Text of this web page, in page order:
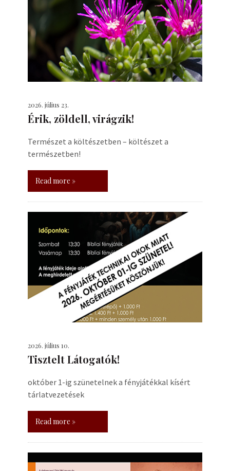
2026. július 23.
Érik, zöldell, virágzik!
Természet a költészetben – költészet a
természetben!
Read more »
2026. július 10.
Tisztelt Látogatók!
október 1-ig szünetelnek a fényjátékkal kísért
tárlatvezetések
Read more »